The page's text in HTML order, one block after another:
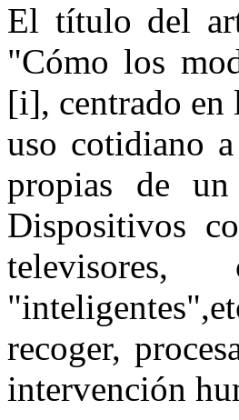
El título del
"Cómo los
[i], centrado en
uso cotidiano
propias de
Dispositivos
televisores,
recoger,
intervención